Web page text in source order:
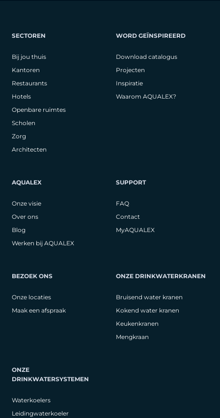
SECTOREN
Bij jou thuis
Kantoren
Restaurants
Hotels
Openbare ruimtes
Scholen
Zorg
Architecten
WORD GEÏNSPIREERD
Download catalogus
Projecten
Inspiratie
Waarom AQUALEX?
AQUALEX
Onze visie
Over ons
Blog
Werken bij AQUALEX
SUPPORT
FAQ
Contact
MyAQUALEX
BEZOEK ONS
Onze locaties
Maak een afspraak
ONZE DRINKWATERKRANEN
Bruisend water kranen
Kokend water kranen
Keukenkranen
Mengkraan
ONZE
DRINKWATERSYSTEMEN
Waterkoelers
Leidingwaterkoeler